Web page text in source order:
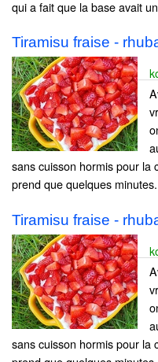
qui a fait que la base avait
Tiramisu fraise -
sans cuisson hormis pour la
prend que quelques
Tiramisu fraise -
sans cuisson hormis pour la